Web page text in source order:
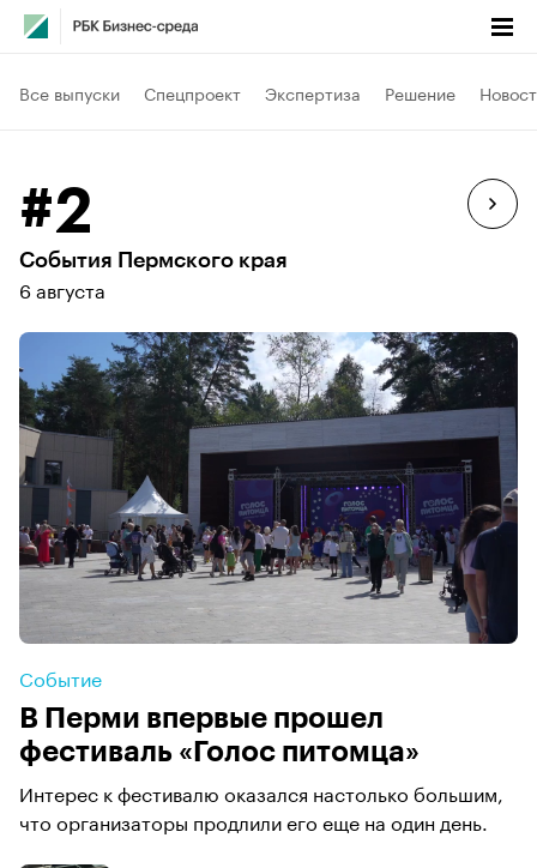
Все выпуски Спецпроект Экспертиза Решение
#2
События Пермского края
6 августа
Событие
В Перми впервые прошел
фестиваль «Голос питомца»
Интерес к фестивалю оказался настолько большим,
что организаторы продлили его еще на один день.